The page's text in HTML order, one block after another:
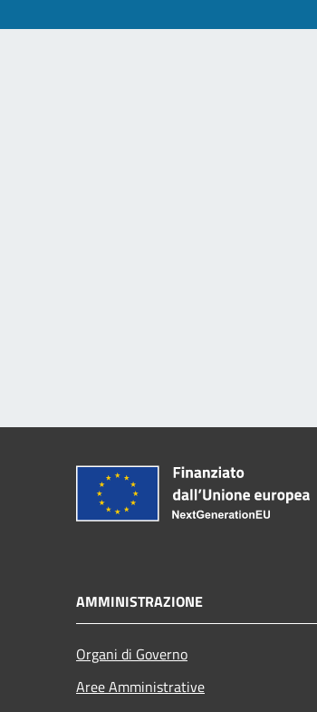
AMMINISTRAZIONE
Organi di Governo
Aree Amministrative